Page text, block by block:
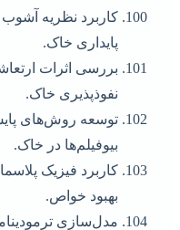
کاربرد نظریه آشوب
پایداری خاک.
بررسی اثرات
نفوذپذیری خاک.
توسعه روش‌های
بیوفیلم‌ها در خاک.
کاربرد فیزیک
بهبود خواص.
مدل‌سازی